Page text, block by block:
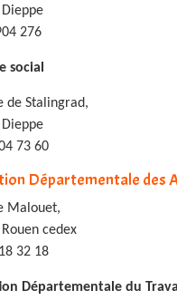
276
social
de Stalingrad,
73 60
Départementale des
Malouet,
cedex
32 18
Départementale du